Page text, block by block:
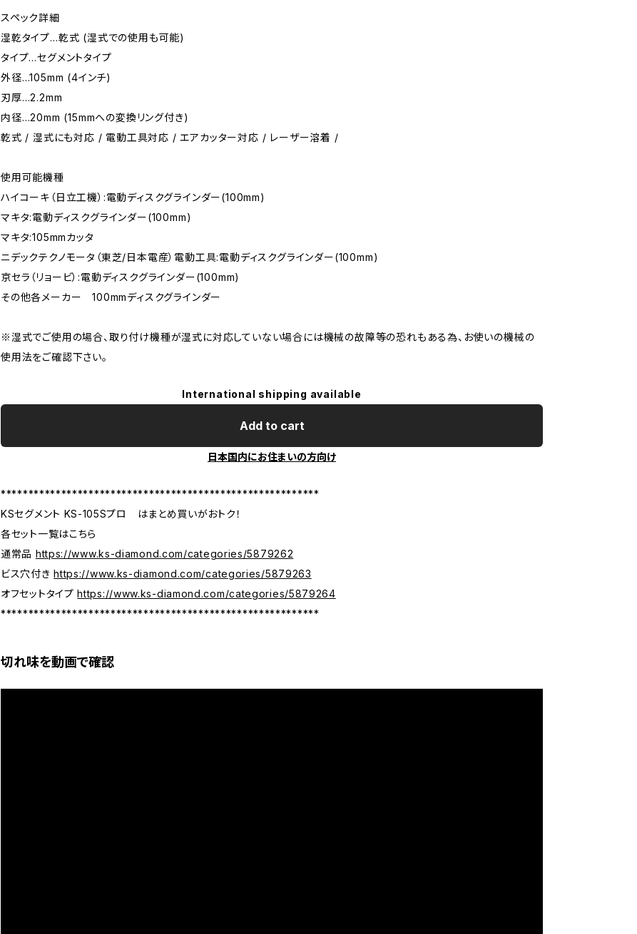
スペック詳細
湿乾タイプ…乾式 (湿式での使用も可能)
タイプ…セグメントタイプ
外径…105mm (4インチ)
刃厚…2.2mm
内径…20mm (15mmへの変換リング付き)
乾式 / 湿式にも対応 / 電動工具対応 / エアカッター対応 / レーザー溶着 /
使用可能機種
ハイコーキ（日立工機）:電動ディスクグラインダー(100mm)
マキタ:電動ディスクグラインダー(100mm)
マキタ:105mmカッタ
ニデックテクノモータ（東芝/日本電産）電動工具:電動ディスクグラインダー(100mm)
京セラ（リョービ）:電動ディスクグラインダー(100mm)
その他各メーカー 100mmディスクグラインダー
※湿式でご使用の場合、取り付け機種が湿式に対応していない場合には機械の故障等の恐れもある為、お使いの機械の
使用法をご確認下さい。
International shipping available
Add to cart
日本国内にお住まいの方向け
**********************************************************
KSセグメント KS-105Sプロ はまとめ買いがおトク！
各セット一覧はこちら
通常品 https://www.ks-diamond.com/categories/5879262
ビス穴付きhttps://www.ks-diamond.com/categories/5879263
オフセットタイプhttps://www.ks-diamond.com/categories/5879264
**********************************************************
切れ味を動画で確認